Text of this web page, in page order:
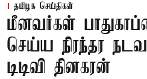
தமிழக செய்திகள்
மீனவர்கள்
செய்ய நிரந்தர
டிடிவி தினகரன்